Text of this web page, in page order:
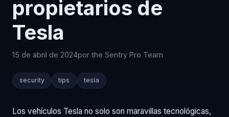
propietarios de
Tesla
15 de abril de 2024por the Sentry Pro Team
security tips tesla
Los vehículos Tesla no solo son maravillas tecnológicas,